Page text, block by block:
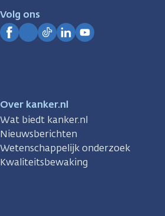
Volg ons
Over kanker.nl
Wat biedt kanker.nl
Nieuwsberichten
Wetenschappelijk onderzoek
Kwaliteitsbewaking